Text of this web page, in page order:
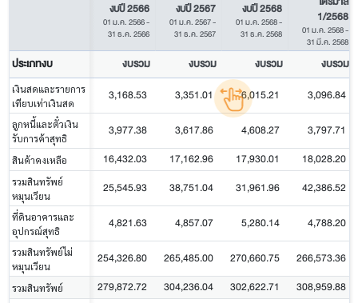
งบปี 2566
01 ม.ค. 2566-
31 ธ.ค. 2566
งบปี 2567
01 ม.ค. 2567-
31 ธ.ค. 2567
งบปี 2568
01 ม.ค. 2568-
31 ธ.ค. 2568
1/2568
01 ม.ค. 2568-
31 มี.ค. 2568
ประเภทงบ งบรวม งบรวม งบรวม งบรวม
เงินสดและรายการ
เทียบเท่าเงินสด
3,168.53 3,351.01 6,015.21 3,096.84
ลูกหนี้และตั๋วเงิน
รับการค้าสุทธิ
3,977.38 3,617.86 4,608.27 3,797.71
สินค้าคงเหลือ 16,432.03 17,162.96 17,930.01 18,028.20
รวมสินทรัพย์
หมุนเวียน
25,545.93 38,751.04 31,961.96 42,386.52
ที่ดินอาคารและ
อุปกรณ์สุทธิ
4,821.63 4,857.07 5,280.14 4,788.20
รวมสินทรัพย์ไม่
หมุนเวียน
254,326.80 265,485.00 270,660.75 266,573.36
รวมสินทรัพย์ 279,872.72 304,236.04 302,622.71 308,959.88